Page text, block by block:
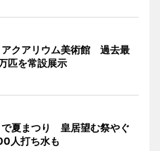
アクアリウム美術館 過去最
匹を常設展示
で夏まつり 皇居望む祭やぐ
人打ち水も